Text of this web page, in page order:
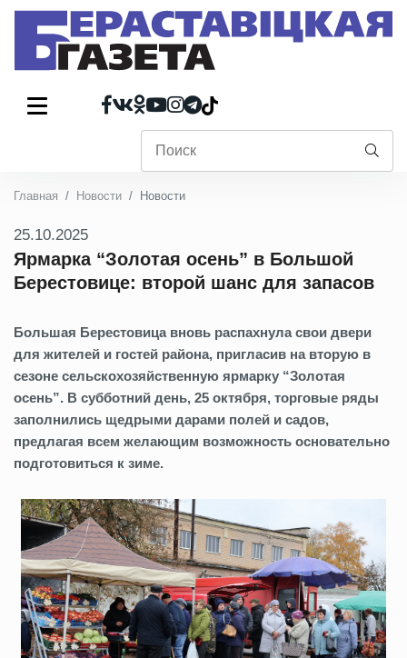
Главная Новости Новости
25.10.2025
Ярмарка “Золотая осень” в Большой
Берестовице: второй шанс для запасов
Большая Берестовица вновь распахнула свои двери
для жителей и гостей района, пригласив на вторую в
сезоне сельскохозяйственную ярмарку “Золотая
осень”. В субботний день, 25 октября, торговые ряды
заполнились щедрыми дарами полей и садов,
предлагая всем желающим возможность основательно
подготовиться к зиме.